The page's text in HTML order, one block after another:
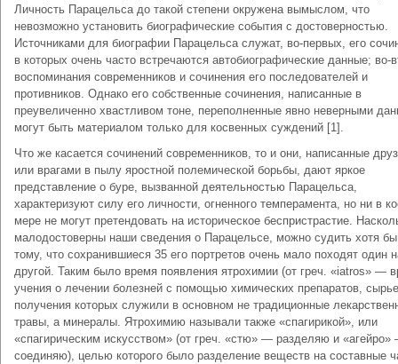
Личность Парацельса до такой степени окружена вымыслом, что
невозможно установить биографические события с достоверностью.
Источниками для биографии Парацельса служат, во-первых, его
в которых очень часто встречаются автобиографические данные; во-
воспоминания современников и сочинения его последователей и
противников. Однако его собственные сочинения, написанные в
преувеличенно хвастливом тоне, переполненные явно неверными
могут быть материалом только для косвенных суждений [1].
Что же касается сочинений современников, то и они, написанные
или врагами в пылу яростной полемической борьбы, дают яркое
представление о буре, вызванной деятельностью Парацельса,
характеризуют силу его личности, огненного темперамента, но ни в
мере не могут претендовать на историческое беспристрастие.
малодостоверны наши сведения о Парацельсе, можно судить хотя
тому, что сохранившиеся 35 его портретов очень мало походят один
другой. Таким было время появления ятрохимии (от греч. «iatros» —
учения о лечении болезней с помощью химических препаратов,
получения которых служили в основном не традиционные
травы, а минералы. Ятрохимию называли также «спагирикой», или
«спагирическим искусством» (от греч. «стю» — разделяю и
соединяю), целью которого было разделение веществ на составные